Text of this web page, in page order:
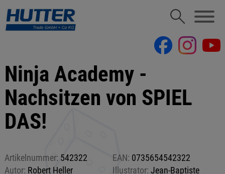
Ninja Academy -
Nachsitzen von SPIEL
DAS!
Artikelnummer: 542322 EAN: 0735654542322
Autor: Robert Heller Illustrator: Jean-Baptiste